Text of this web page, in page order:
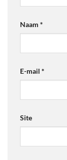
Naam *
E-mail *
Site